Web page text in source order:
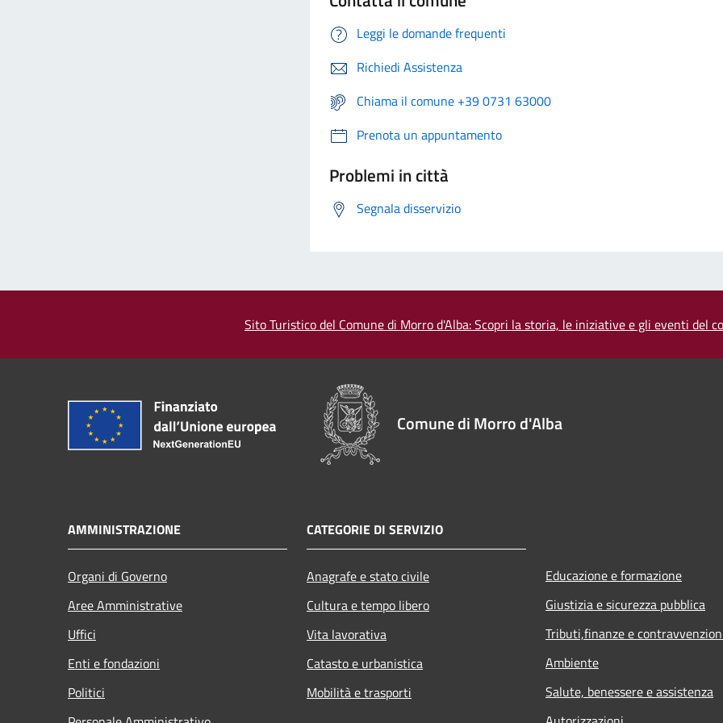
Leggi le domande frequenti
Richiedi Assistenza
Chiama il comune +39 0731 63000
Prenota un appuntamento
Problemi in città
Segnala disservizio
Sito Turistico del Comune di Morro d'Alba: Scopri la storia, le iniziative e gli eventi del
Comune di Morro d'Alba
AMMINISTRAZIONE
Organi di Governo
Aree Amministrative
Uffici
Enti e fondazioni
Politici
CATEGORIE DI SERVIZIO
Anagrafe e stato civile
Cultura e tempo libero
Vita lavorativa
Catasto e urbanistica
Mobilità e trasporti
Educazione e formazione
Giustizia e sicurezza pubblica
Tributi,finanze e
Ambiente
Salute, benessere e assistenza